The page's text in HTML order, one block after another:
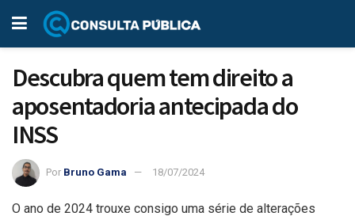
Descubra quem tem direito a
aposentadoria antecipada do
INSS
Por Bruno Gama 18/07/2024
O ano de 2024 trouxe consigo uma série de alterações